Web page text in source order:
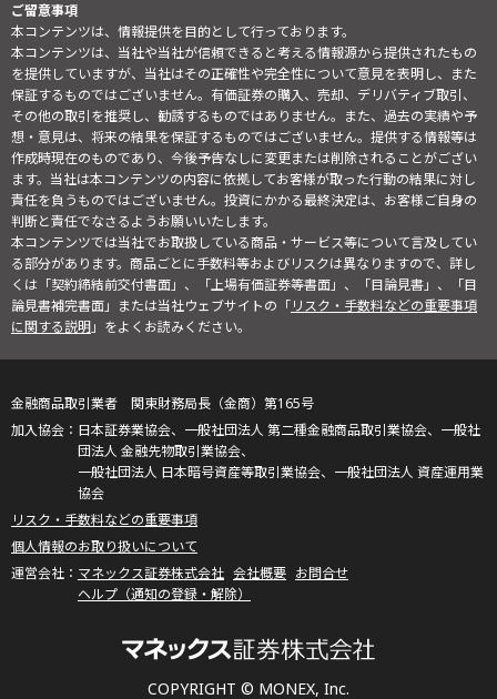
ご留意事項
本コンテンツは、情報提供を目的として行っております。
本コンテンツは、当社や当社が信頼できると考える情報源から提供されたもの
を提供していますが、当社はその正確性や完全性について意見を表明し、また
保証するものではございません。有価証券の購入、売却、デリバティブ取引、
その他の取引を推奨し、勧誘するものではありません。また、過去の実績や予
想・意見は、将来の結果を保証するものではございません。提供する情報等は
作成時現在のものであり、今後予告なしに変更または削除されることがござい
ます。当社は本コンテンツの内容に依拠してお客様が取った行動の結果に対し
責任を負うものではございません。投資にかかる最終決定は、お客様ご自身の
判断と責任でなさるようお願いいたします。
本コンテンツでは当社でお取扱している商品・サービス等について言及してい
る部分があります。商品ごとに手数料等およびリスクは異なりますので、詳し
くは「契約締結前交付書面」、「上場有価証券等書面」、「目論見書」、「目
論見書補完書面」または当社ウェブサイトの「リスク・手数料などの重要事項
に関する説明」をよくお読みください。
COPYRIGHT © MONEX, Inc.
金融商品取引業者 関東財務局長（金商）第165号
日本証券業協会、一般社団法人 第二種金融商品取引業協会、一般社
団法人 金融先物取引業協会、
一般社団法人 日本暗号資産等取引業協会、一般社団法人 資産運用業
協会
リスク・手数料などの重要事項
個人情報のお取り扱いについて
マネックス証券株式会社 会社概要 お問合せ
ヘルプ（通知の登録・解除）